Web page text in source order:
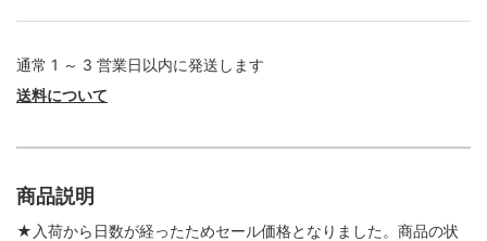
通常 1 ～ 3 営業日以内に発送します
送料について
商品説明
★入荷から日数が経ったためセール価格となりました。商品の状